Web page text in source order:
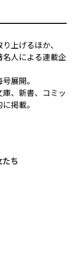
上げるほか、
人による連載企
展開。
、新書、コミッ
掲載。
ち